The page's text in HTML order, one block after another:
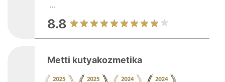
...
8.8
Metti kutyakozmetika